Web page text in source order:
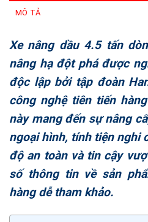
MÔ TẢ
Xe nâng dầu 4.5 tấn
nâng hạ đột phá được
độc lập bởi tập đoàn
công nghệ tiên tiến
này mang đến sự nâng
ngoại hình, tính tiện nghi
độ an toàn và tin cậy
số thông tin về sản
hàng dễ tham khảo.